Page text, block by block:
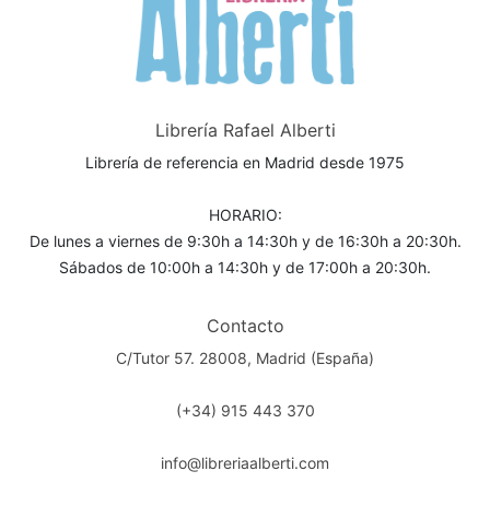
Librería Rafael Alberti
Librería de referencia en Madrid desde 1975
HORARIO:
De lunes a viernes de 9:30h a 14:30h y de 16:30h a 20:30h.
Sábados de 10:00h a 14:30h y de 17:00h a 20:30h.
Contacto
C/Tutor 57. 28008, Madrid (España)
(+34) 915 443 370
info@libreriaalberti.com